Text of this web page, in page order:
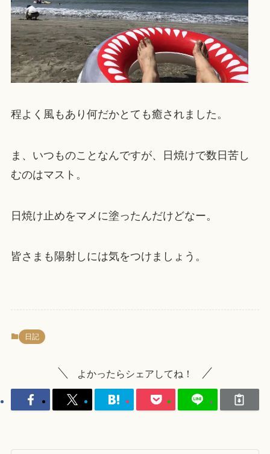
程よく風もあり何だかとても癒されました。
ま、いつものことなんですが、日焼けで数日苦し
むのはマスト。
日焼け止めをマメに塗ったんだけどなー。
皆さまも陽射しには気をつけましょう。
日記
よかったらシェアしてね！